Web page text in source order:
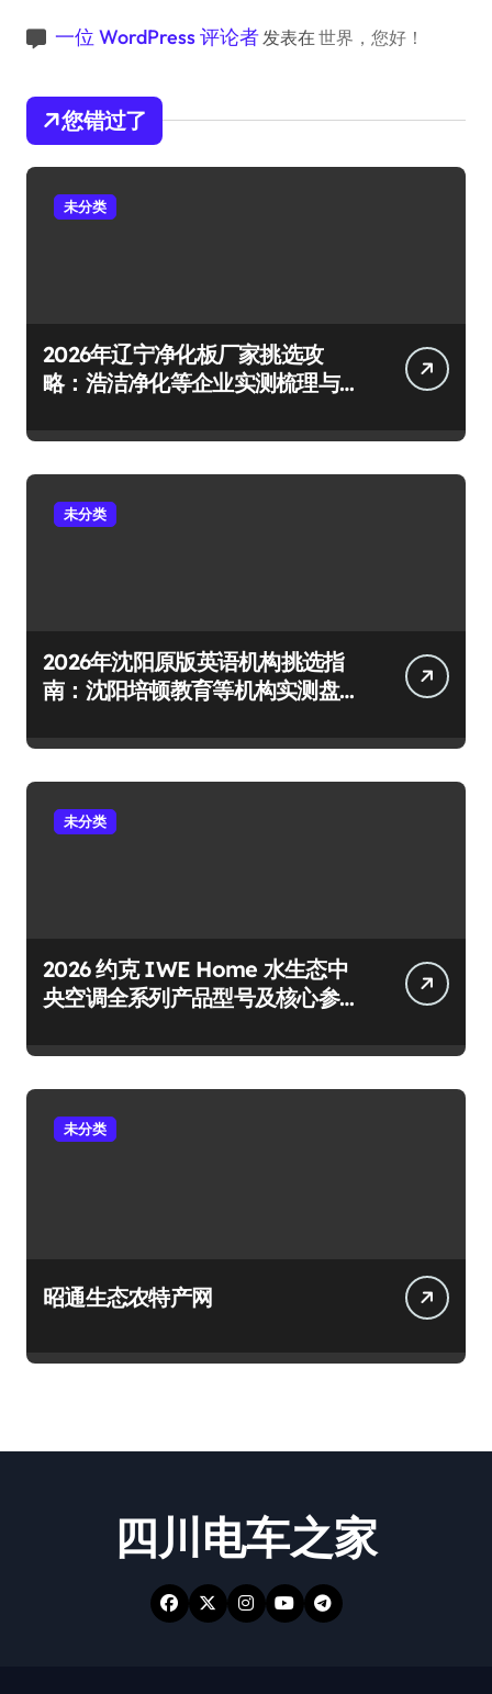
一位 WordPress 评论者 发表在 世界，您好！
您错过了
未分类
2026年辽宁净化板厂家挑选攻
略：浩洁净化等企业实测梳理与
未分类
2026年沈阳原版英语机构挑选指
南：沈阳培顿教育等机构实测盘
未分类
2026 约克 IWE Home 水生态中
央空调全系列产品型号及核心参
未分类
昭通生态农特产网
四川电车之家